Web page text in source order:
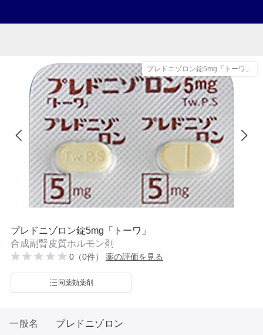
プレドニゾロン錠5mg「トーワ」
プレドニゾロン錠5mg「トーワ」
合成副腎皮質ホルモン剤
0（0件） 薬の評価を見る
同薬効薬剤
一般名
プレドニゾロン